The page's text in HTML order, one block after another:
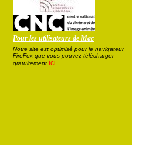
Pour les utilisateurs de Mac
Notre site est optimisé pour le navigateur
FireFox que vous pouvez télécharger
gratuitement ici